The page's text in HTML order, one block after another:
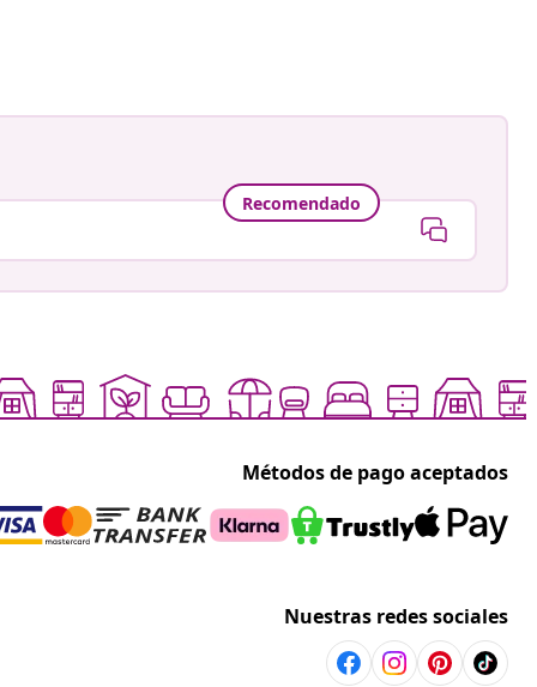
Recomendado
Métodos de pago aceptados
Nuestras redes sociales